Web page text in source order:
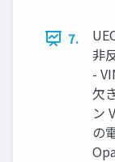
7.
非
-
欠
ン
の